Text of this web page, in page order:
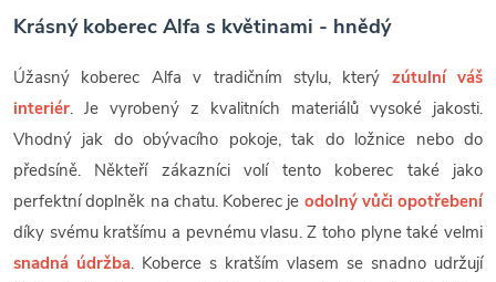
Krásný koberec Alfa s květinami - hnědý
Úžasný koberec Alfa v tradičním stylu, který zútulní váš
interiér. Je vyrobený z kvalitních materiálů vysoké jakosti.
Vhodný jak do obývacího pokoje, tak do ložnice nebo do
předsíně. Někteří zákazníci volí tento koberec také jako
perfektní doplněk na chatu. Koberec je odolný vůči opotřebení
díky svému kratšímu a pevnému vlasu. Z toho plyne také velmi
snadná údržba. Koberce s kratším vlasem se snadno udržují